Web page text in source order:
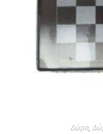
Δώρα,